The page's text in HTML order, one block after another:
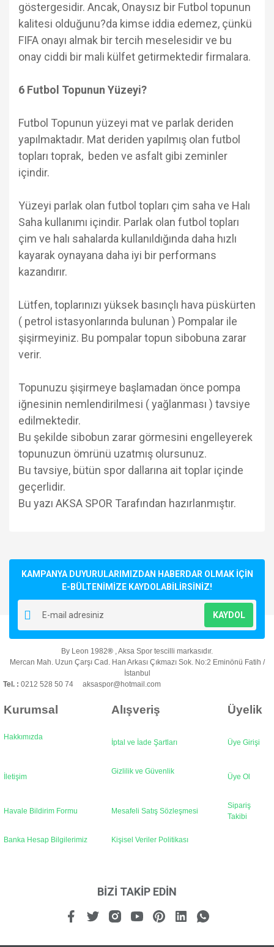
göstergesidir. Ancak, Onaysız bir Futbol topunun
kalitesi olduğunu?da kimse iddia edemez, çünkü
FIFA onayı almak bir tercih meselesidir ve bu
onay ciddi bir mali külfet getirmektedir firmalara.
6 Futbol Topunun Yüzeyi?
Futbol Topunun yüzeyi mat ve parlak deriden
yapılmaktadır. Mat deriden yapılmış olan futbol
topları toprak, beden ve asfalt gibi zeminler
içindir.
Yüzeyi parlak olan futbol topları çim saha ve Halı
Saha kullanımı içindir. Parlak olan futbol topları
çim ve halı sahalarda kullanıldığında daha hızlı
kayarak oynayana daha iyi bir performans
kazandırır.
Lütfen, toplarınızı yüksek basınçlı hava püskürten
( petrol istasyonlarında bulunan ) Pompalar ile
şişirmeyiniz. Bu pompalar topun sibobuna zarar
verir.
Topunuzu şişirmeye başlamadan önce pompa
iğnesinin nemlendirilmesi ( yağlanması ) tavsiye
edilmektedir.
Bu şekilde sibobun zarar görmesini engelleyerek
topunuzun ömrünü uzatmış olursunuz.
Bu tavsiye, bütün spor dallarına ait toplar içinde
geçerlidir.
Bu yazı AKSA SPOR Tarafından hazırlanmıştır.
Yorum Yaz
kullanarak tarafımıza iletebilirsiniz.
Görüş ve önerileriniz için teşekkür ederiz.
Ürün resmi kalitesiz, bozuk veya görüntülenemiyor.
Ürün açıklamasında eksik bilgiler bulunuyor.
Ürün bilgilerinde hatalar bulunuyor.
Ürün fiyatı diğer sitelerden daha pahalı.
Bu ürüne benzer farklı alternatifler olmalı.
KAMPANYA DUYURULARIMIZDAN HABERDAR OLMAK İÇİN
E-BÜLTENİMİZE KAYDOLABİLİRSİNİZ!
KAYDOL
By Leon 1982® , Aksa Spor tescilli markasıdır.
Mercan Mah. Uzun Çarşı Cad. Han Arkası Çıkmazı Sok. No:2 Eminönü Fatih /
İstanbul
Tel. : 0212 528 50 74 aksaspor@hotmail.com
Kurumsal Alışveriş Üyelik
Hakkımızda
İptal ve İade Şartları Üye Girişi
İletişim
Gizlilik ve Güvenlik
Üye Ol
Havale Bildirim Formu Mesafeli Satış Sözleşmesi
Sipariş
Takibi
Banka Hesap Bilgilerimiz Kişisel Veriler Politikası
BİZİ TAKİP EDİN